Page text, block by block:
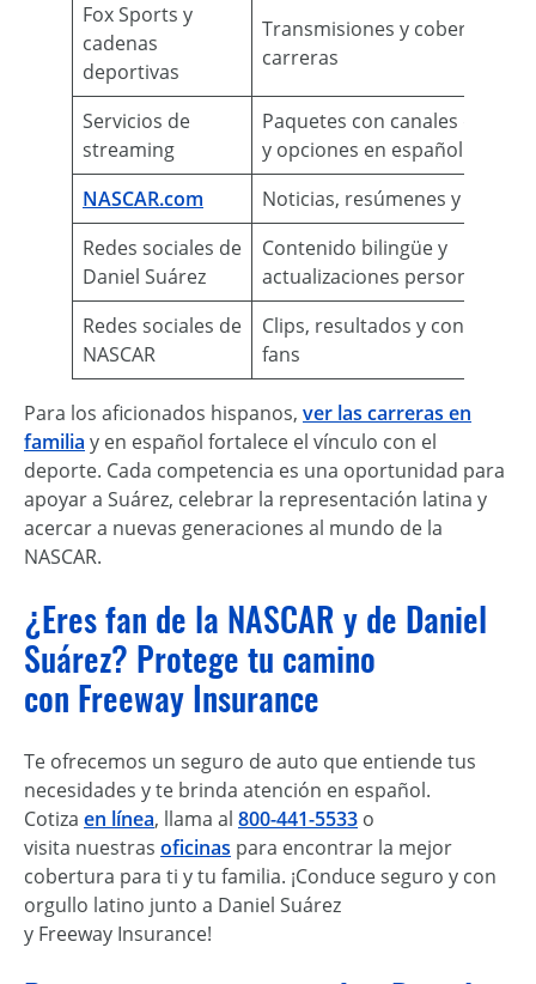
Fox Sports y
cadenas
deportivas
Transmisiones y cobertura de
carreras
Servicios de
streaming
Paquetes con canales
y opciones en español
NASCAR.com
Noticias, resúmenes y
Redes sociales de
Daniel Suárez
Contenido bilingüe y
actualizaciones personales
Redes sociales de
NASCAR
Clips, resultados y contenido
fans
Para los aficionados hispanos, ver las carreras en
familia y en español fortalece el vínculo con el
deporte. Cada competencia es una oportunidad para
apoyar a Suárez, celebrar la representación latina y
acercar a nuevas generaciones al mundo de la
NASCAR.
¿Eres fan de la NASCAR y de Daniel
Suárez? Protege tu camino
con Freeway Insurance
Te ofrecemos un seguro de auto que entiende tus
necesidades y te brinda atención en español.
Cotiza en línea, llama al 800-441-5533 o
visita nuestras oficinas para encontrar la mejor
cobertura para ti y tu familia. ¡Conduce seguro y con
orgullo latino junto a Daniel Suárez
y Freeway Insurance!